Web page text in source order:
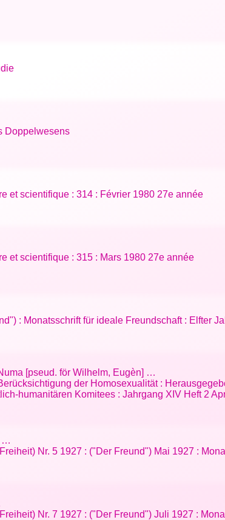
Doppelwesens
et scientifique : 314 : Février 1980 27e année
et scientifique : 315 : Mars 1980 27e année
: Monatsschrift für ideale Freundschaft : Elfter
[pseud. för Wilhelm, Eugèn] …
der Homosexualität :
humanitären Komitees : Jahrgang XIV Heft 2
…
Nr. 5 1927 : ("Der Freund") Mai 1927 :
Nr. 7 1927 : ("Der Freund") Juli 1927 :